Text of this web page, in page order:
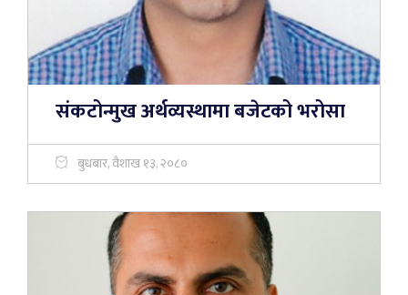
संकटोन्मुख अर्थव्यस्थामा बजेटको भरोसा
बुधबार, वैशाख १३, २०८०